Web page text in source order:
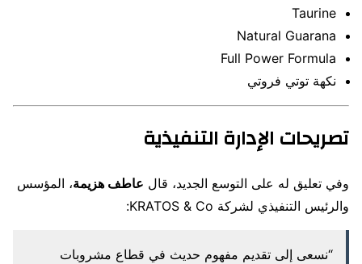
Taurine
Natural Guarana
Full Power Formula
نكهة توتي فروتي
تصريحات الإدارة التنفيذية
وفي تعليق له على التوسع الجديد، قال عاطف هزيمة، المؤسس
والرئيس التنفيذي لشركة KRATOS & Co:
“نسعى إلى تقديم مفهوم حديث في قطاع مشروبات